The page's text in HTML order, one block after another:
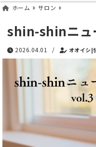
ホーム サロン
shin-shinニュ
2026.04.01 / オオイシ|